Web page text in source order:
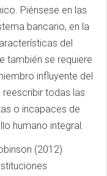
Piénsese en las
bancario, en la
del
también se requiere
influyente del
todas las
o incapaces de
humano integral.
(2012)